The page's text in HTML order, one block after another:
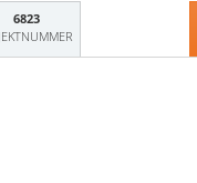
6823